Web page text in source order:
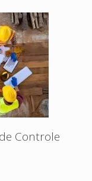
Controle